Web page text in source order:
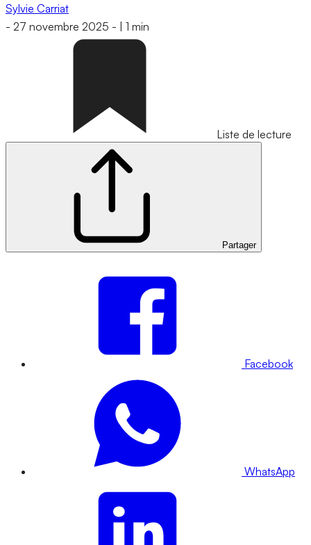
Sylvie Carriat
- 27 novembre 2025 - 1 min
Liste de lecture
Partager
Facebook
WhatsApp